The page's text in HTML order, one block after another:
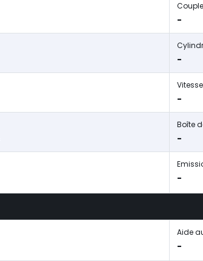
-
-
-
Boîte
-
-
Aide
-